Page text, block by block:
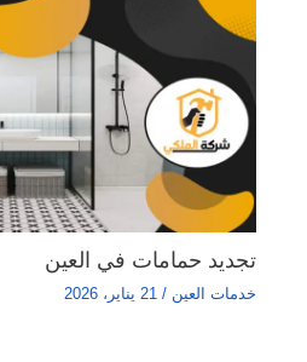
تجديد حمامات في العين
خدمات العين / 21 يناير، 2026